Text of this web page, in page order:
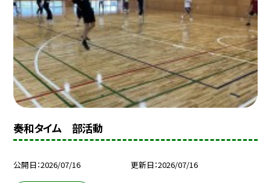
奏和タイム 部活動
公開日 2026/07/16 更新日 2026/07/16